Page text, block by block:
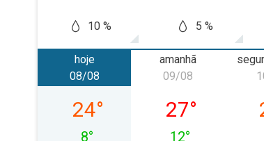
10 % 5 %
hoje
sábado, 08/08
08/08
24°
8°
amanhã
domingo, 09/08
09/08
27°
12°